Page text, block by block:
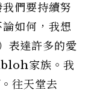
們要持續努
如何，我想
達許多的愛
家族。我
往天堂去